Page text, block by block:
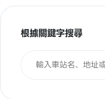
根據關鍵字搜尋